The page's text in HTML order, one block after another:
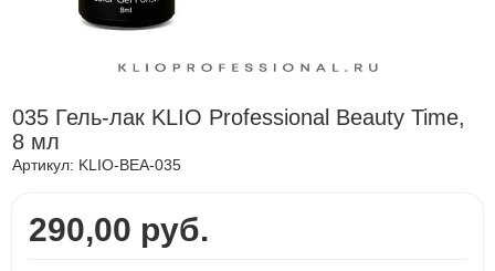
035 Гель-лак KLIO Professional Beauty Time,
8 мл
Артикул: KLIO-BEA-035
290,00 руб.